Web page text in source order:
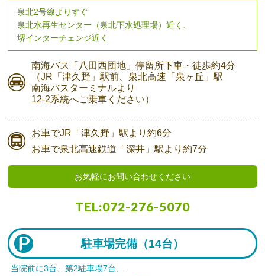
泉北2号線よりすぐ
泉北水再生センター（泉北下水処理場）近く、
堺インターチェンジ近く
南海バス 「八田西団地」停留所下車・徒歩約4分
（JR「津久野」駅前、 泉北高速「泉ヶ丘」駅
南海バスターミナルより
12-2系統へご乗車ください）
お車でJR「津久野」駅より約6分
お車で泉北高速鉄道「深井」駅より約7分
お気軽にお問い合わせください
TEL:072-276-5070
駐車場完備（14台）
当院前に3台、第2駐車場7台、